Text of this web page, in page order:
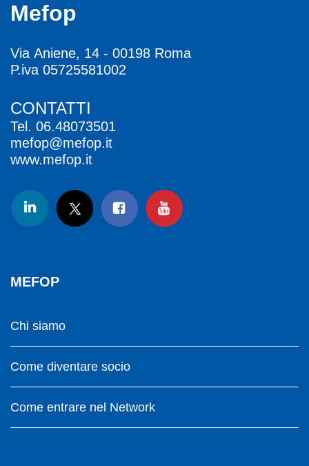
Mefop
Via Aniene, 14 - 00198 Roma
P.iva 05725581002
CONTATTI
Tel. 06.48073501
mefop@mefop.it
www.mefop.it
MEFOP
Chi siamo
Come diventare socio
Come entrare nel Network